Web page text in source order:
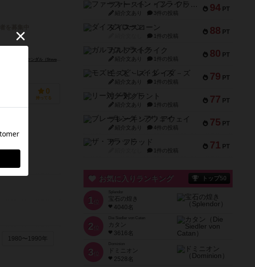
スティーブ・ケンダル（Steve Kendall）
0
持ってる
1980〜1990年
94 PT
ファースト・イン・フライト
紹介文あり 3件の投稿
88 PT
ダイススローン
1件の投稿
80 PT
ガルフストライク
紹介文あり 1件の投稿
79 PT
モズビ－ズ・レイダ－ズ
紹介文あり 1件の投稿
77 PT
リー対グラント
紹介文あり 1件の投稿
75 PT
ブレーキング・アウェイ
紹介文あり 4件の投稿
71 PT
ザ・フラッド
1件の投稿
お気に入りランキング トップ50
1 位
宝石の煌き
4040名
2 位
Die Siedler von Catan
カタン
3616名
3 位
ドミニオン
2528名